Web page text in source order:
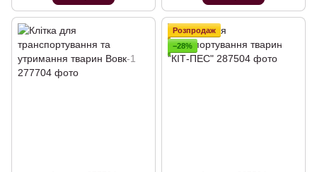
Розпродаж
−28%